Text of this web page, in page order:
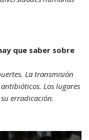
que saber sobre
La transmisión
Los lugares
erradicación.